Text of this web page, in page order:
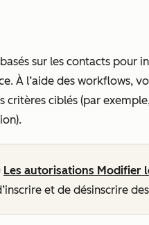
sur les contacts pour
À l’aide des workflows,
critères ciblés (par
Les autorisations Modifier
et de désinscrire